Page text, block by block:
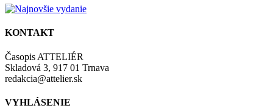
KONTAKT
Časopis ATTELIÉR
Skladová 3, 917 01 Trnava
redakcia@attelier.sk
VYHLÁSENIE